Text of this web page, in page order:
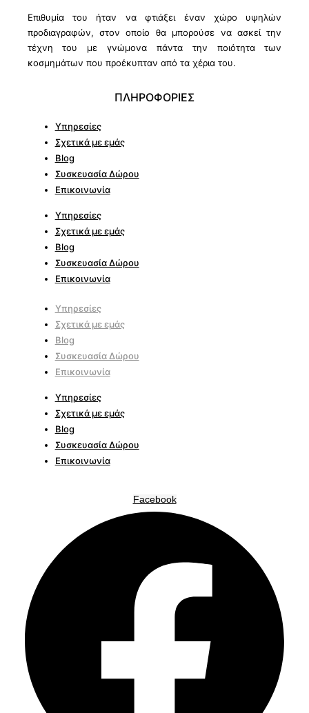
Επιθυμία του ήταν να φτιάξει έναν χώρο υψηλών
προδιαγραφών, στον οποίο θα μπορούσε να ασκεί την
τέχνη του με γνώμονα πάντα την ποιότητα των
κοσμημάτων που προέκυπταν από τα χέρια του.
ΠΛΗΡΟΦΟΡΙΕΣ
Υπηρεσίες
Σχετικά με εμάς
Blog
Συσκευασία Δώρου
Επικοινωνία
Υπηρεσίες
Σχετικά με εμάς
Blog
Συσκευασία Δώρου
Επικοινωνία
Υπηρεσίες
Σχετικά με εμάς
Blog
Συσκευασία Δώρου
Επικοινωνία
Υπηρεσίες
Σχετικά με εμάς
Blog
Συσκευασία Δώρου
Επικοινωνία
Facebook